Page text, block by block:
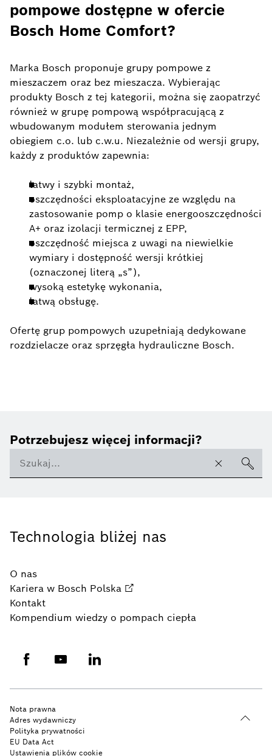
pompowe dostępne w ofercie
Bosch Home Comfort?
Marka Bosch proponuje grupy pompowe z
mieszaczem oraz bez mieszacza. Wybierając
produkty Bosch z tej kategorii, można się zaopatrzyć
również w grupę pompową współpracującą z
wbudowanym modułem sterowania jednym
obiegiem c.o. lub c.w.u. Niezależnie od wersji grupy,
każdy z produktów zapewnia:
łatwy i szybki montaż,
oszczędności eksploatacyjne ze względu na
zastosowanie pomp o klasie energooszczędności
A+ oraz izolacji termicznej z EPP,
oszczędność miejsca z uwagi na niewielkie
wymiary i dostępność wersji krótkiej
(oznaczonej literą „s”),
wysoką estetykę wykonania,
łatwą obsługę.
Ofertę grup pompowych uzupełniają dedykowane
rozdzielacze oraz sprzęgła hydrauliczne Bosch.
Potrzebujesz więcej informacji?
Technologia bliżej nas
O nas
Kariera w Bosch Polska
Kontakt
Kompendium wiedzy o pompach ciepła
Nota prawna
Adres wydawniczy
Polityka prywatności
EU Data Act
Ustawienia plików cookie